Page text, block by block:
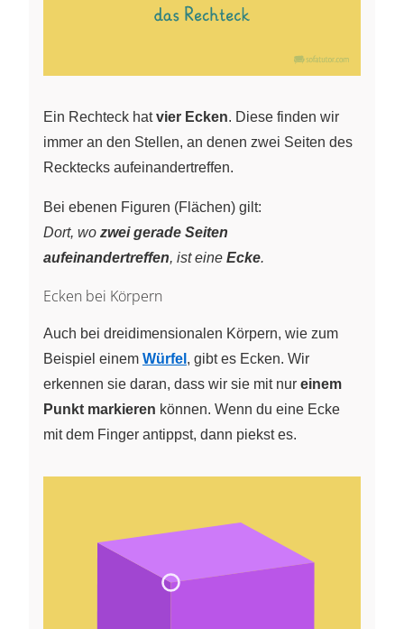
Ein Rechteck hatvier Ecken. Diese finden wir
immer an den Stellen, an denen zwei Seiten des
Recktecks aufeinandertreffen.
Bei ebenen Figuren (Flächen) gilt:
Dort, wo zwei gerade Seiten
aufeinandertreffen, ist eine Ecke.
Ecken bei Körpern
Auch bei dreidimensionalen Körpern, wie zum
Beispiel einem Würfel , gibt es Ecken. Wir
erkennen sie daran, dass wir sie mit nur einem
Punkt markieren können. Wenn du eine Ecke
mit dem Finger antippst, dann piekst es.